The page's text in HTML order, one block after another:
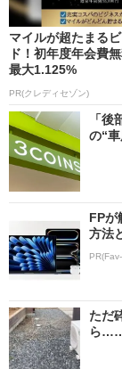
マイルが超たまる
ド！初年度年会費
最大1.125%
PR(クレディセゾン)
「
の“
FPが
方法
ただ
ら